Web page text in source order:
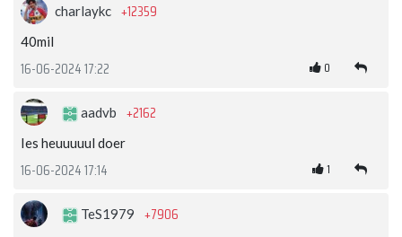
charlaykc +12359
40mil
16-06-2024 17:22 0
aadvb +2162
Ies heuuuuul doer
16-06-2024 17:14 1
TeS1979 +7906